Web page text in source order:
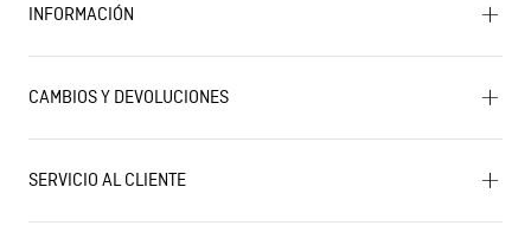
Historia de la marca
Mapa del sitio
Próximos eventos
INFORMACIÓN
Términos y condiciones
Términos y condiciones de promociones
Política de Cookies
Política de Cambios y Devoluciones
CAMBIOS Y DEVOLUCIONES
Gestiona tu cambio o devolución
PQR y Otras solicitudes
Estado de mi PQR
SERVICIO AL CLIENTE